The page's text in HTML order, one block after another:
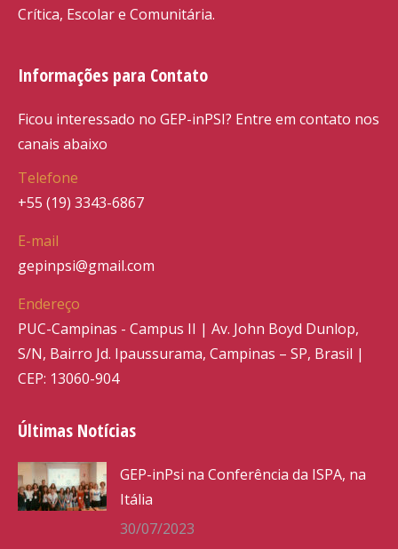
Crítica, Escolar e Comunitária.
Informações para Contato
Ficou interessado no GEP-inPSI? Entre em contato nos
canais abaixo
Telefone
+55 (19) 3343-6867
E-mail
gepinpsi@gmail.com
Endereço
PUC-Campinas - Campus II | Av. John Boyd Dunlop,
S/N, Bairro Jd. Ipaussurama, Campinas – SP, Brasil |
CEP: 13060-904
Últimas Notícias
GEP-inPsi na Conferência da ISPA, na
Itália
30/07/2023